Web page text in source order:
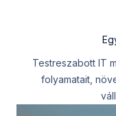
Testreszabott IT
folyamatait,